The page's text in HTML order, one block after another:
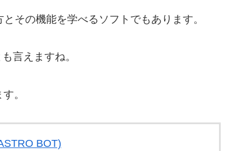
その機能を学べるソフトでもあります。
言えますね。
。
BOT)